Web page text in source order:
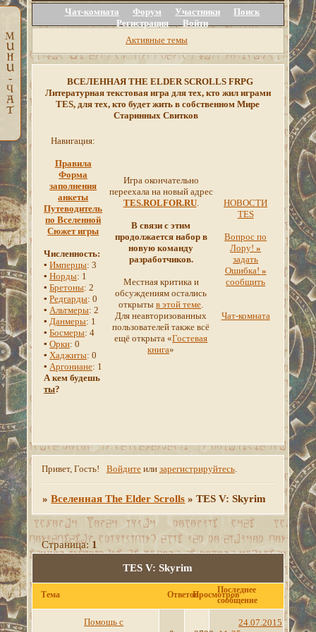
Чат-комната Форум Участники
Поиск
Регистрация
Войти
Активные темы
ВСЕЛЕННАЯ THE ELDER SCROLLS FRPG
Литературная текстовая игра для тех, кто жил играми
TES, для тех, кто будет жить в собственном Мире
Старинных Свитков
Навигация:
Правила
Форма
заполнения
анкеты
Путеводитель
по Вселенной
Сюжет игры
Численность:
▪Имперцы: 3
▪Норды: 1
▪Бретоны: 2
▪Редгарды: 0
▪Альтмеры: 2
▪Данмеры: 1
▪Босмеры: 4
▪Орки: 0
▪Хаджиты: 0
▪Аргониане: 1
А кем будешь
ты?
Игра окончательно
переехала на новый адрес
TES.ROLFOR.RU.
В связи с этим
продолжается набор в
новую команду
разработчиков.
Местная критика и
обсуждениям остались
открытыв этой теме.
Для неавторизованных
пользователей также всё
ещё открыта «Гостевая
книга»
НОВОСТИ
TES
Вопрос по
Лору!»
задать
Ошибка! »
сообщить
Чат-комната
Привет, Гость! Войдитеили зарегистрируйтесь.
»Вселенная The Elder Scrolls »TES V: Skyrim
TES V: Skyrim
Страница:1
Тема ОтветовПросмотров
Последнее
сообщение
Помощь с
24.07.2015